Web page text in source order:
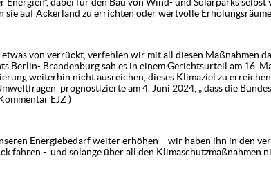
sie auf Ackerland zu errichten oder wertvolle Erholungsräume
etwas von verrückt, verfehlen wir mit all diesen Maßnahmen
Berlin- Brandenburg sah es in einem Gerichtsurteil am 16.
weiterhin nicht ausreichen, dieses Klimaziel zu
prognostizierte am 4. Juni 2024, „ dass die
EJZ )
weiter erhöhen – wir haben ihn in den
fahren - und solange über all den Klimaschutzmaßnahmen